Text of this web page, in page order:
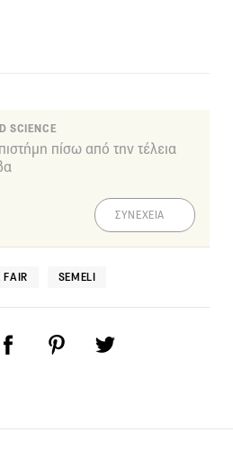
SCIENCE
πίσω από την τέλεια
ΣΥΝΕΧΕΙΑ
FAIR SEMELI